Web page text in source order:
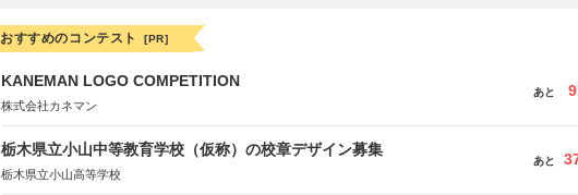
おすすめのコンテスト [PR]
KANEMAN LOGO COMPETITION
株式会社カネマン
あと 9
栃木県立小山中等教育学校（仮称）の校章デザイン募集
栃木県立小山高等学校
あと